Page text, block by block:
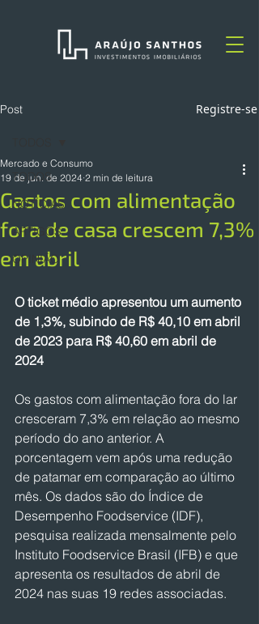
Post Registre-se
TODOS
NOTÍCIAS
ARTIGOS
OPINIÃO
Gastos com alimentação
fora de casa crescem 7,3%
em abril
Mercado e Consumo
19 de jun. de 2024 2 min de leitura
O ticket médio apresentou um aumento
de 1,3%, subindo de R$ 40,10 em abril
de 2023 para R$ 40,60 em abril de
2024
Os gastos com alimentação fora do lar
cresceram 7,3% em relação ao mesmo
período do ano anterior. A
porcentagem vem após uma redução
de patamar em comparação ao último
mês. Os dados são do Índice de
Desempenho Foodservice (IDF),
pesquisa realizada mensalmente pelo
Instituto Foodservice Brasil (IFB) e que
apresenta os resultados de abril de
2024 nas suas 19 redes associadas.